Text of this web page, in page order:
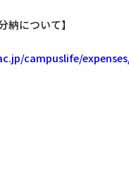
納について】
campuslife/